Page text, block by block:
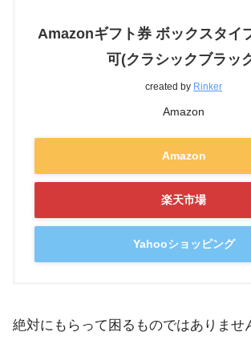
Amazonギフト券 ボックスタイ
可(クラシックブラッ
created by Rinker
Amazon
Amazon
楽天市場
Yahooショッピング
絶対にもらって困るものではありませ